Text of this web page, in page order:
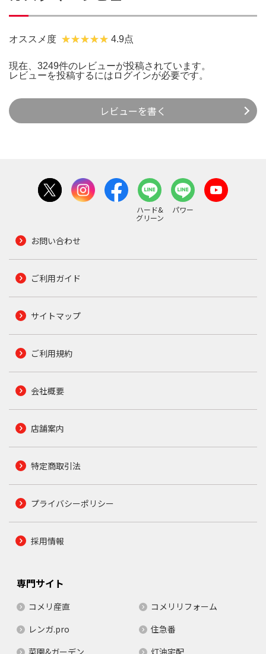
オススメ度 4.9点
現在、3249件のレビューが投稿されています。
レビューを投稿するには ログインが必要です。
レビューを書く
ハード&
グリーン
パワー
お問い合わせ
ご利用ガイド
サイトマップ
ご利用規約
会社概要
店舗案内
特定商取引法
プライバシーポリシー
採用情報
専門サイト
コメリ産直
コメリリフォーム
レンガ.pro
住急番
菜園&ガーデン
灯油宅配